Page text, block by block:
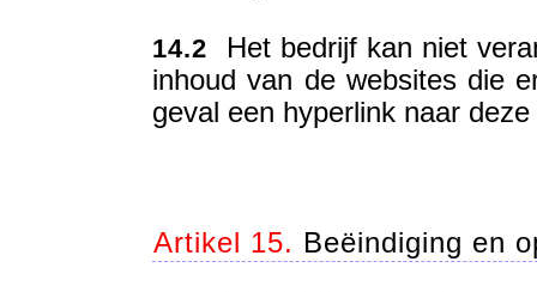
14.2 Het bedrijf kan niet
inhoud van de websites die
geval een hyperlink naar
Artikel 15. Beëindiging en